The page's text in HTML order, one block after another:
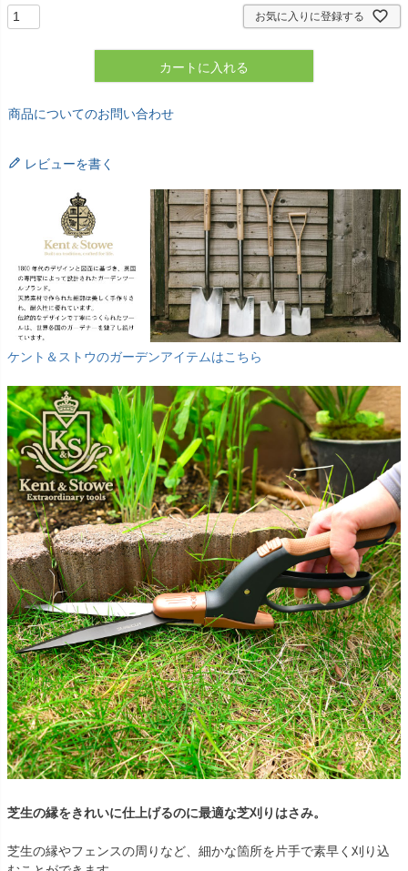
お気に入りに登録する
カートに入れる
商品についてのお問い合わせ
レビューを書く
ケント＆ストウのガーデンアイテムはこちら
芝生の縁をきれいに仕上げるのに最適な芝刈りはさみ。
芝生の縁やフェンスの周りなど、細かな箇所を片手で素早く刈り込